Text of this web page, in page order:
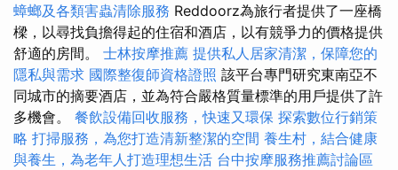
蟑螂及各類害蟲清除服務 Reddoorz為旅行者提供了一座橋
樑，以尋找負擔得起的住宿和酒店，以有競爭力的價格提供
舒適的房間。 士林按摩推薦 提供私人居家清潔，保障您的
隱私與需求 國際整復師資格證照 該平台專門研究東南亞不
同城市的摘要酒店，並為符合嚴格質量標準的用戶提供了許
多機會。 餐飲設備回收服務，快速又環保 探索數位行銷策
略 打掃服務，為您打造清新整潔的空間 養生村，結合健康
與養生，為老年人打造理想生活 台中按摩服務推薦討論區